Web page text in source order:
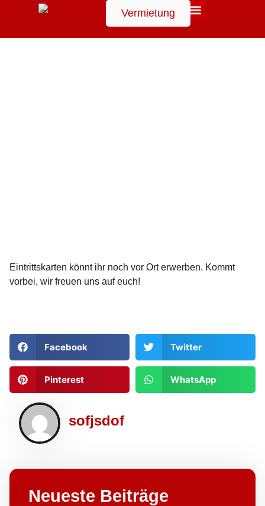
Suchen
Vermietung
Eintrittskarten könnt ihr noch vor Ort erwerben. Kommt
vorbei, wir freuen uns auf euch!
Facebook Twitter
Pinterest WhatsApp
sofjsdof
Neueste Beiträge